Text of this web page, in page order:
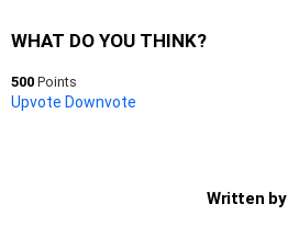
WHAT DO YOU THINK?
500 Points
Upvote Downvote
Written by